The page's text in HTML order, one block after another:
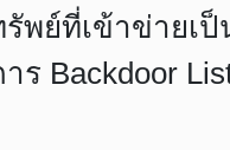
ย์ที่เข้าข่ายเป็
ร Backdoor